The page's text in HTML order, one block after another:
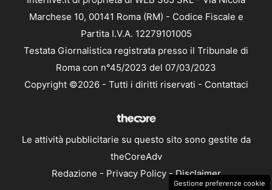
Marchese 10, 00141 Roma (RM) - Codice Fiscale e
Partita I.V.A. 12279101005
Testata Giornalistica registrata presso il Tribunale di
Roma con n°45/2023 del 07/03/2023
Copyright ©2026 - Tutti i diritti riservati - Contattaci
Le attività pubblicitarie su questo sito sono gestite da
theCoreAdv
Redazione - Privacy Policy-Disclaimer
Gestione preferenze cookie